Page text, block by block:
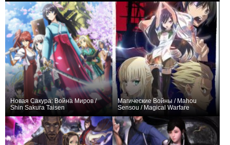
Новая Сакура: Война Миров /
Shin Sakura Taisen
Магические Войны / Mahou
Sensou / Magical Warfare